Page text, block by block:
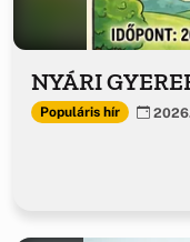
NYÁRI
Populáris hír